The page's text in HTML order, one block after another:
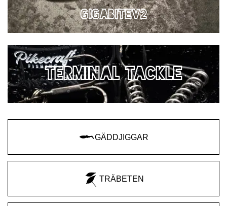
GIGABITEv2
TERMINAL TACKLE
GÄDDJIGGAR
TRÄBETEN